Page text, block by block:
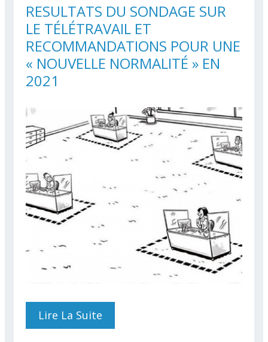
RESULTATS DU SONDAGE SUR
LE TÉLÉTRAVAIL ET
RECOMMANDATIONS POUR UNE
« NOUVELLE NORMALITÉ » EN
2021
Lire La Suite
SONDAGE SUR LE